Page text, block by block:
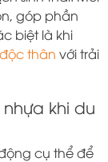
góp phần
biệt là khi
thân với trải
khi du
cụ thể để